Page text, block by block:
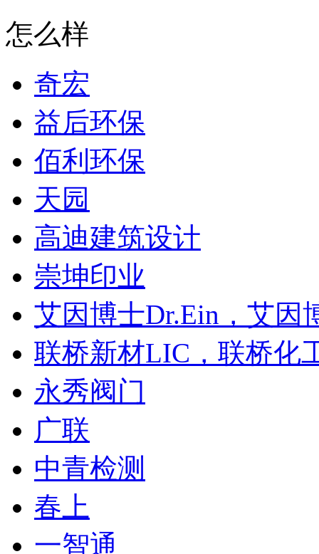
怎么样
奇宏
益后环保
佰利环保
天园
高迪建筑设计
崇坤印业
艾因博士Dr.Ein，艾因
联桥新材LIC，联桥化
永秀阀门
广联
中青检测
春上
一智通